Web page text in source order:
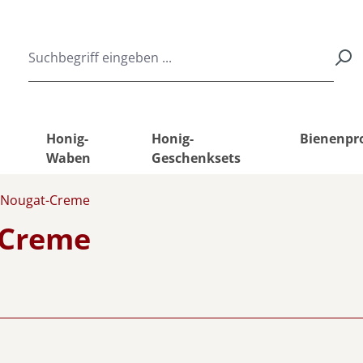
Honig-
Waben
Honig-
Geschenksets
Creme